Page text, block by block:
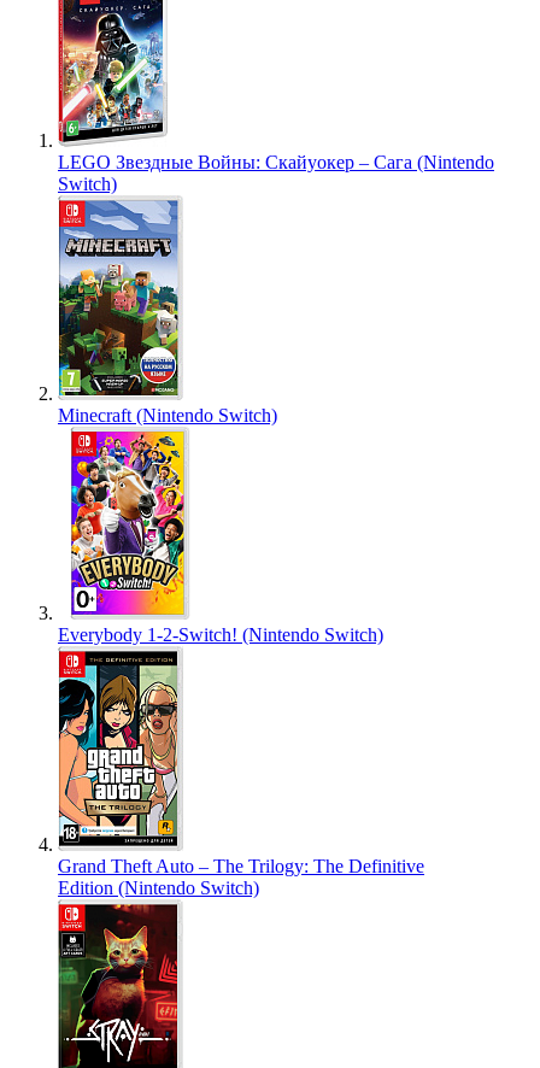
LEGO Звездные Войны: Скайуокер – Сага (Nintendo
Switch)
Minecraft (Nintendo Switch)
Everybody 1-2-Switch! (Nintendo Switch)
Grand Theft Auto – The Trilogy: The Definitive
Edition (Nintendo Switch)